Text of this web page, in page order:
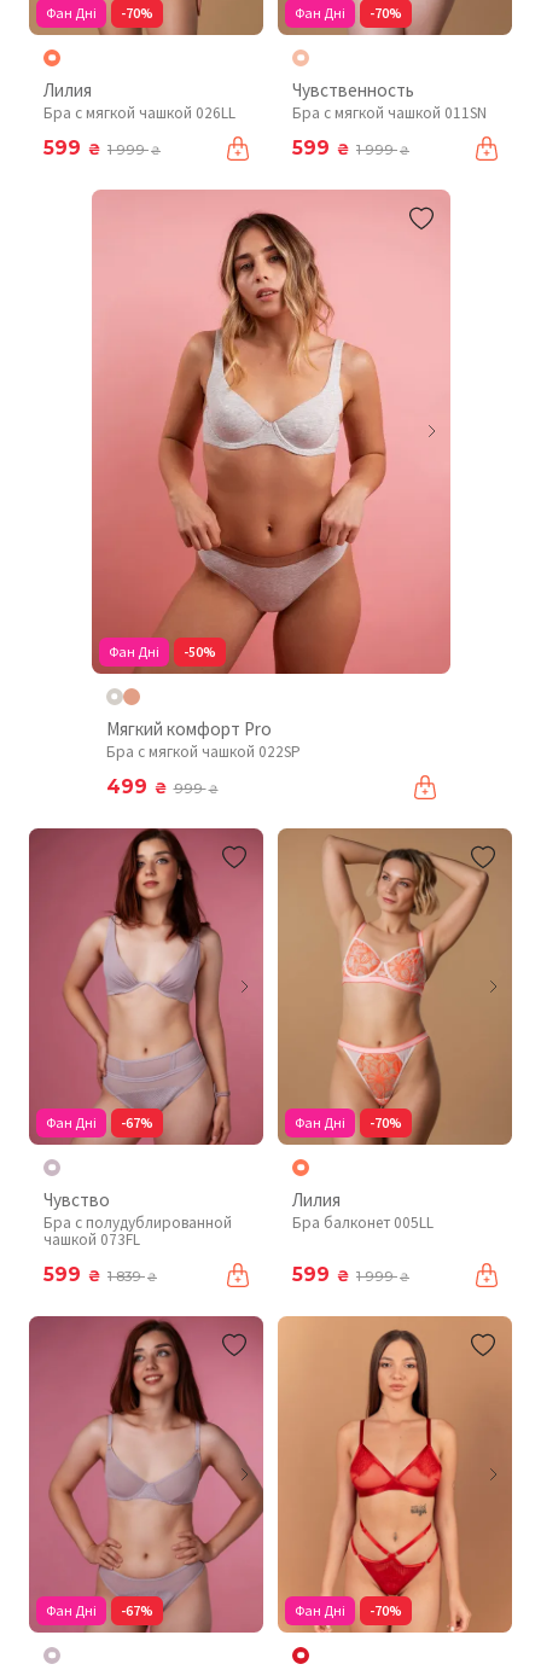
Фан Дні -70%
Лилия
Бра с мягкой чашкой 026LL
599 ₴ 1 999₴
Фан Дні -70%
Чувственность
Бра с мягкой чашкой 011SN
599 ₴ 1 999₴
Фан Дні -50%
Мягкий комфорт Pro
Бра с мягкой чашкой 022SP
499 ₴ 999₴
Фан Дні -67%
Чувство
Бра с полудублированной
чашкой 073FL
599 ₴ 1 839₴
Фан Дні -70%
Лилия
Бра балконет 005LL
599 ₴ 1 999₴
Фан Дні -67% Фан Дні -70%